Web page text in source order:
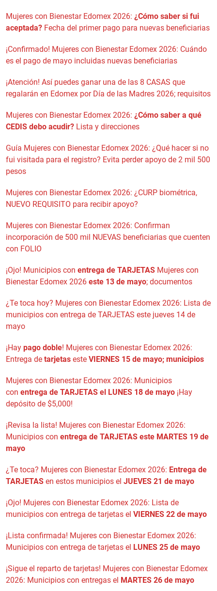
Mujeres con Bienestar Edomex 2026: ¿Cómo saber si fui
aceptada? Fecha del primer pago para nuevas beneficiarias
¡Confirmado! Mujeres con Bienestar Edomex 2026: Cuándo
es el pago de mayo incluidas nuevas beneficiarias
¡Atención! Así puedes ganar una de las 8 CASAS que
regalarán en Edomex por Día de las Madres 2026; requisitos
Mujeres con Bienestar Edomex 2026: ¿Cómo saber a qué
CEDIS debo acudir? Lista y direcciones
Guía Mujeres con Bienestar Edomex 2026: ¿Qué hacer si no
fui visitada para el registro? Evita perder apoyo de 2 mil 500
pesos
Mujeres con Bienestar Edomex 2026: ¿CURP biométrica,
NUEVO REQUISITO para recibir apoyo?
Mujeres con Bienestar Edomex 2026: Confirman
incorporación de 500 mil NUEVAS beneficiarias que cuenten
con FOLIO
¡Ojo! Municipios con entrega de TARJETAS Mujeres con
Bienestar Edomex 2026 este 13 de mayo; documentos
¿Te toca hoy? Mujeres con Bienestar Edomex 2026: Lista de
municipios con entrega de TARJETAS este jueves 14 de
mayo
¡Hay pago doble! Mujeres con Bienestar Edomex 2026:
Entrega de tarjetas este VIERNES 15 de mayo; municipios
Mujeres con Bienestar Edomex 2026: Municipios
con entrega de TARJETAS el LUNES 18 de mayo ¡Hay
depósito de $5,000!
¡Revisa la lista! Mujeres con Bienestar Edomex 2026:
Municipios con entrega de TARJETAS este MARTES 19 de
mayo
¿Te toca? Mujeres con Bienestar Edomex 2026: Entrega de
TARJETAS en estos municipios el JUEVES 21 de mayo
¡Ojo! Mujeres con Bienestar Edomex 2026: Lista de
municipios con entrega de tarjetas el VIERNES 22 de mayo
¡Lista confirmada! Mujeres con Bienestar Edomex 2026:
Municipios con entrega de tarjetas el LUNES 25 de mayo
¡Sigue el reparto de tarjetas! Mujeres con Bienestar Edomex
2026: Municipios con entregas el MARTES 26 de mayo